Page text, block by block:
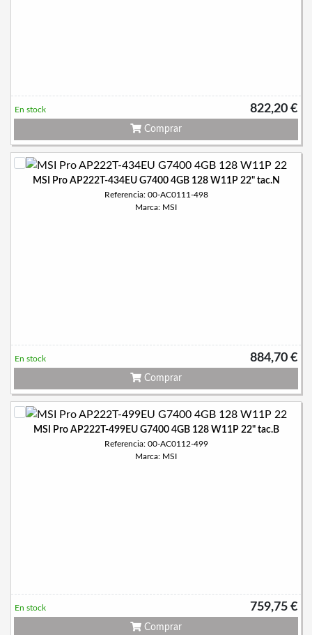
822,20 €
En stock
Comprar
MSI Pro AP222T-434EU G7400 4GB 128 W11P 22" tac.N
Referencia: 00-AC0111-498
Marca: MSI
884,70 €
En stock
Comprar
MSI Pro AP222T-499EU G7400 4GB 128 W11P 22" tac.B
Referencia: 00-AC0112-499
Marca: MSI
759,75 €
En stock
Comprar